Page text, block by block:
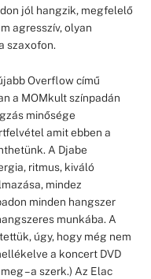
jól hangzik, megfelelő
agresszív, olyan
szaxofon.
Overflow című
a MOMkult színpadán
minősége
amit ebben a
A Djabe
ritmus, kiváló
mindez
minden hangszer
munkába. A
úgy, hogy még nem
a koncert DVD
– a szerk.) Az Elac